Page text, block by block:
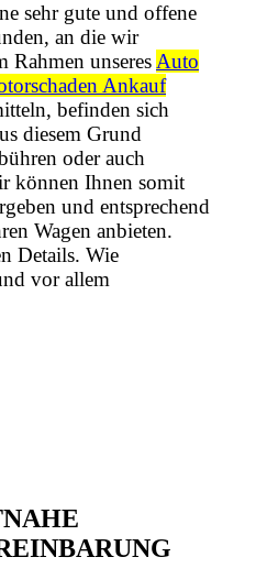
sehr gute und offene
an die wir
Rahmen unseres Auto
Ankauf
befinden sich
diesem Grund
oder auch
können Ihnen somit
und entsprechend
Wagen anbieten.
Details. Wie
vor allem